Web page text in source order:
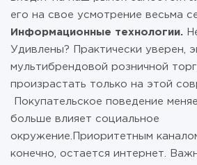
его на свое усмотрение весьма
Информационные технологии.
Удивлены? Практически уверен,
мультибрендовой розничной
произрастать только на этой
Покупательское поведение
больше влияет социальное
окружение.Приоритетным
конечно, остается интернет.